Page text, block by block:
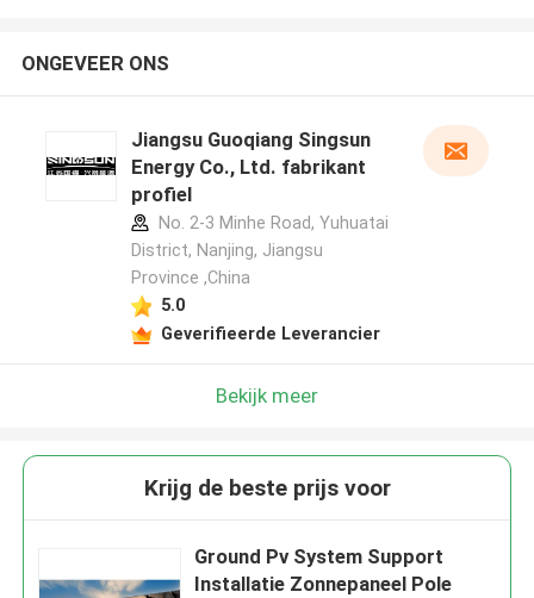
ONGEVEER ONS
Jiangsu Guoqiang Singsun
Energy Co., Ltd. fabrikant
profiel
No. 2-3 Minhe Road, Yuhuatai
District, Nanjing, Jiangsu
Province ,China
5.0
Geverifieerde Leverancier
Bekijk meer
Krijg de beste prijs voor
Ground Pv System Support
Installatie Zonnepaneel Pole